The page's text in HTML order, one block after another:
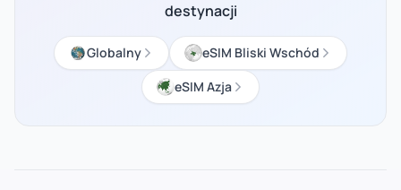
destynacji
Globalny
eSIM Bliski Wschód
eSIM Azja